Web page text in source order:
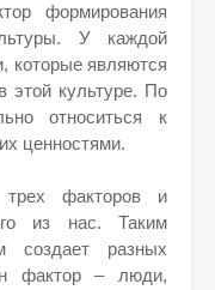
формирования
У каждой
которые являются
культуре. По
относиться к
ценностями.
трех факторов и
из нас. Таким
создает разных
фактор – люди,